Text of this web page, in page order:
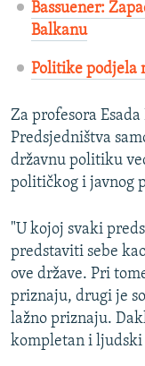
Bassuener:
Balkanu
Politike podjela
Za profesora
Predsjedništva
državnu politiku
političkog i javnog
"U kojoj svaki
predstaviti sebe
ove države. Pri
priznaju, drugi je
lažno priznaju.
kompletan i